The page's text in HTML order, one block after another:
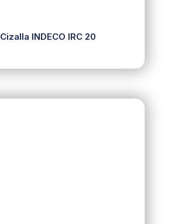
Cizalla INDECO IRC 20